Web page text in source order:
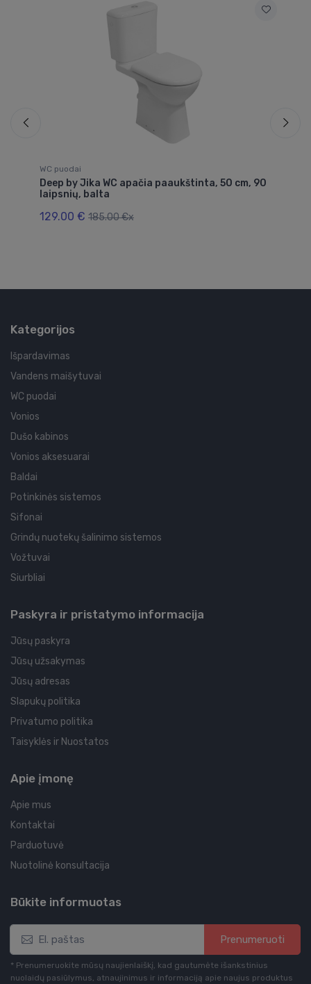
WC puodai
Deep by Jika WC apačia paaukštinta, 50 cm, 90
laipsnių, balta
129.00 € 185.00 €x
Kategorijos
Išpardavimas
Vandens maišytuvai
WC puodai
Vonios
Dušo kabinos
Vonios aksesuarai
Baldai
Potinkinės sistemos
Sifonai
Grindų nuotekų šalinimo sistemos
Vožtuvai
Siurbliai
Paskyra ir pristatymo informacija
Jūsų paskyra
Jūsų užsakymas
Jūsų adresas
Slapukų politika
Privatumo politika
Taisyklės ir Nuostatos
Apie įmonę
Apie mus
Kontaktai
Parduotuvė
Nuotolinė konsultacija
Būkite informuotas
Prenumeruoti
* Prenumeruokite mūsų naujienlaiškį, kad gautumėte išankstinius
nuolaidų pasiūlymus, atnaujinimus ir informaciją apie naujus produktus